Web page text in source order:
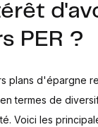
PER ?
plans d'épargne
termes de
Voici les